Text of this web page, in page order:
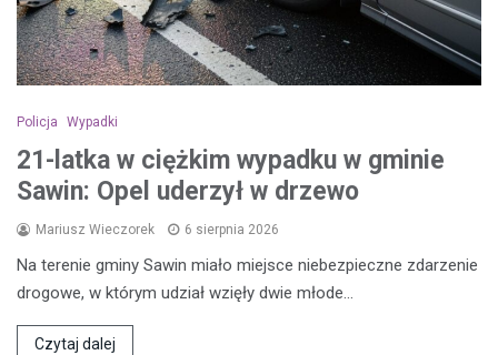
Policja Wypadki
21-latka w ciężkim wypadku w gminie
Sawin: Opel uderzył w drzewo
Mariusz Wieczorek 6 sierpnia 2026
Na terenie gminy Sawin miało miejsce niebezpieczne zdarzenie
drogowe, w którym udział wzięły dwie młode…
Czytaj dalej